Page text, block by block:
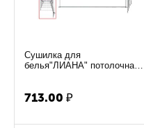
Сушилка для
белья"ЛИАНА" потолочная
713.00 ₽